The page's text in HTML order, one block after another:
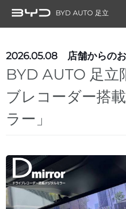
BYD AUTO 足立
2026.05.08 店舗からの
BYD AUTO 足立
ブレコーダー搭
ラー」